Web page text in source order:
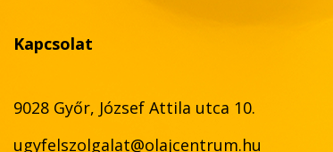
Kapcsolat
9028 Győr, József Attila utca 10.
ugyfelszolgalat@olajcentrum.hu